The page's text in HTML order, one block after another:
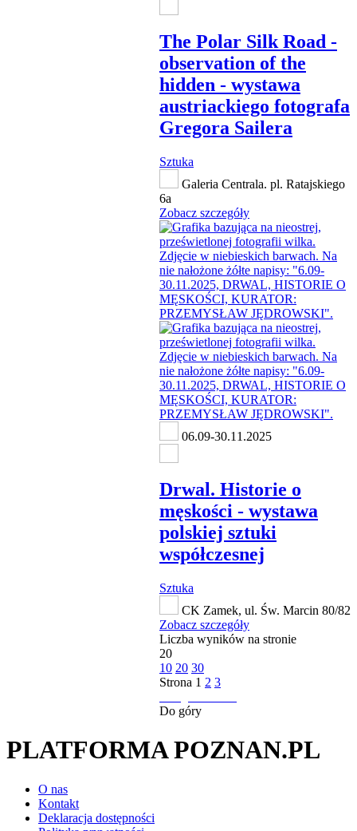
The Polar Silk Road -
observation of the
hidden - wystawa
austriackiego fotografa
Gregora Sailera
Sztuka
Galeria Centrala. pl. Ratajskiego
6a
Zobacz szczegóły
06.09-30.11.2025
Drwal. Historie o
męskości - wystawa
polskiej sztuki
współczesnej
Sztuka
CK Zamek, ul. Św. Marcin 80/82
Zobacz szczegóły
Liczba wyników na stronie
20
10 20 30
Strona 1 2 3
Do góry
PLATFORMA POZNAN.PL
O nas
Kontakt
Deklaracja dostępności